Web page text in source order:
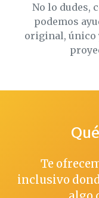
No lo dudes,
podemos
original, único
Te
inclusivo